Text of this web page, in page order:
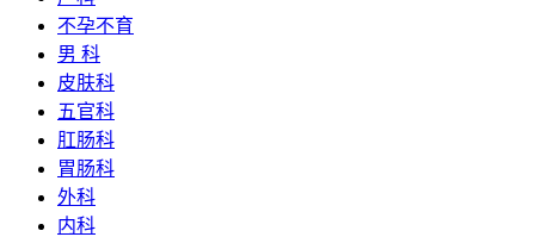
不孕不育
男 科
皮肤科
五官科
肛肠科
胃肠科
外科
内科